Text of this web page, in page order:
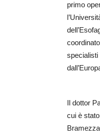
primo
specialisti
Il dottor
cui è